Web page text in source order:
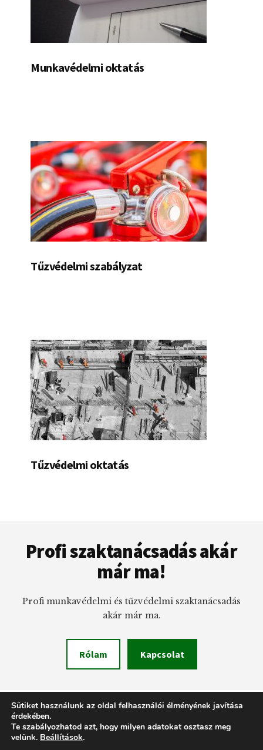
Munkavédelmi oktatás
Tűzvédelmi szabályzat
Tűzvédelmi oktatás
Profi szaktanácsadás akár
már ma!
Profi munkavédelmi és tűzvédelmi szaktanácsadás
akár már ma.
Rólam Kapcsolat
SERES GYÖRGY, MUNKAVÉDELMI ÉS TŰZVÉDELMI SZAKÉRTŐ· BUPAPEST ÉS
PEST MEGYE· TELEFON: (0630) 212 8238 · HONLAPOT KÉSZÍTETTE:
Sütiket használunk az oldal felhasználói élményének javítása
érdekében.
Te szabályozhatod azt, hogy milyen adatokat osztasz meg
velünk. Beállítások.